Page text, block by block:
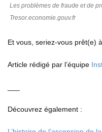
Les problèmes de fraude et de
Tresor.economie.gouv.fr
Et vous, seriez-vous prêt(e)
Article rédigé par l’équipe
Découvrez également :